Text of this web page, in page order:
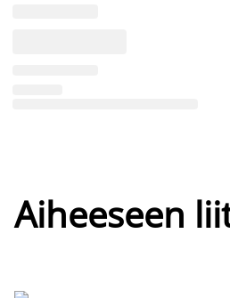
Aiheeseen